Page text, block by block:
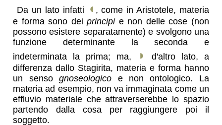
Da un lato infatti
◖ , come in Aristotele, materia
e forma sono deiprincipie non delle cose (non
possono esistere separatamente) e svolgono una
funzione determinante la seconda e
indeterminata la prima; ma,
◗
d'altro lato, a
differenza dallo Stagirita, materia e forma hanno
un sensognoseologico e non ontologico. La
materia ad esempio, non va immaginata come un
effluvio materiale che attraverserebbe lo spazio
partendo dalla cosa per raggiungere poi il
soggetto.